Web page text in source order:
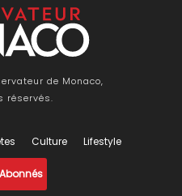
de Monaco,
réservés.
Culture Lifestyle